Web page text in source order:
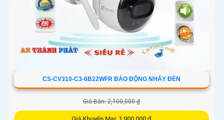
CS-CV310-C3-6B22WFR BÁO ĐỘNG NHÁY ĐÈN
Giá Bán: 2,100,000 ₫